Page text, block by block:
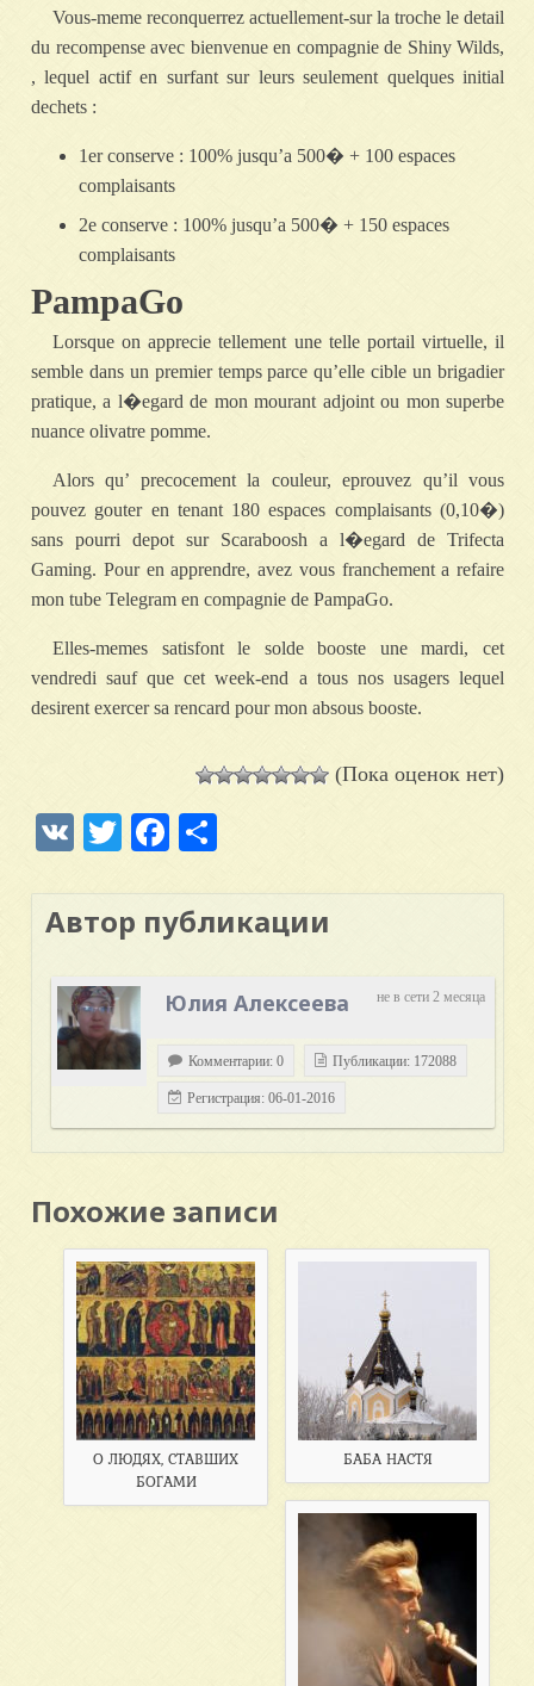
Vous-meme reconquerrez actuellement-sur la troche le detail
du recompense avec bienvenue en compagnie de Shiny Wilds,
, lequel actif en surfant sur leurs seulement quelques initial
dechets :
1er conserve : 100% jusqu’a 500� + 100 espaces
complaisants
2e conserve : 100% jusqu’a 500� + 150 espaces
complaisants
PampaGo
Lorsque on apprecie tellement une telle portail virtuelle, il
semble dans un premier temps parce qu’elle cible un brigadier
pratique, a l�egard de mon mourant adjoint ou mon superbe
nuance olivatre pomme.
Alors qu’ precocement la couleur, eprouvez qu’il vous
pouvez gouter en tenant 180 espaces complaisants (0,10�)
sans pourri depot sur Scaraboosh a l�egard de Trifecta
Gaming. Pour en apprendre, avez vous franchement a refaire
mon tube Telegram en compagnie de PampaGo.
Elles-memes satisfont le solde booste une mardi, cet
vendredi sauf que cet week-end a tous nos usagers lequel
desirent exercer sa rencard pour mon absous booste.
(Пока оценок нет)
VK TwitterFacebook
Автор публикации
не в сети 2 месяца
Юлия Алексеева
Комментарии: 0 Публикации: 172088
Регистрация: 06-01-2016
Похожие записи
О ЛЮДЯХ, СТАВШИХ
БОГАМИ
БАБА НАСТЯ